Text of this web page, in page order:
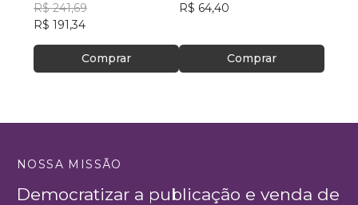
R$ 241,69
R$ 191,34
Comprar
R$ 64,40
Comprar
NOSSA MISSÃO
Democratizar a publicação e venda de